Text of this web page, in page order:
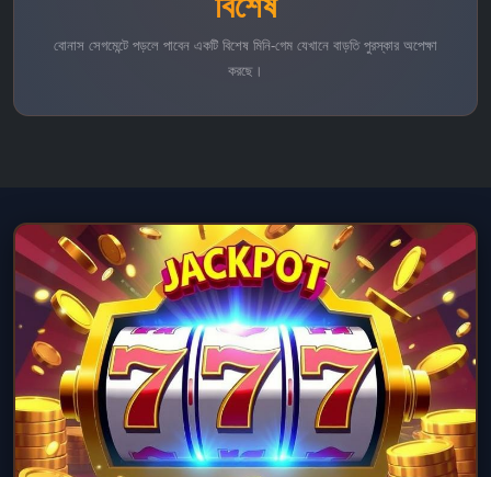
বোনাস সেগমেন্টে পড়লে পাবেন একটি বিশেষ মিনি-গেম যেখানে বাড়তি পুরস্কার অপেক্ষা
করছে।